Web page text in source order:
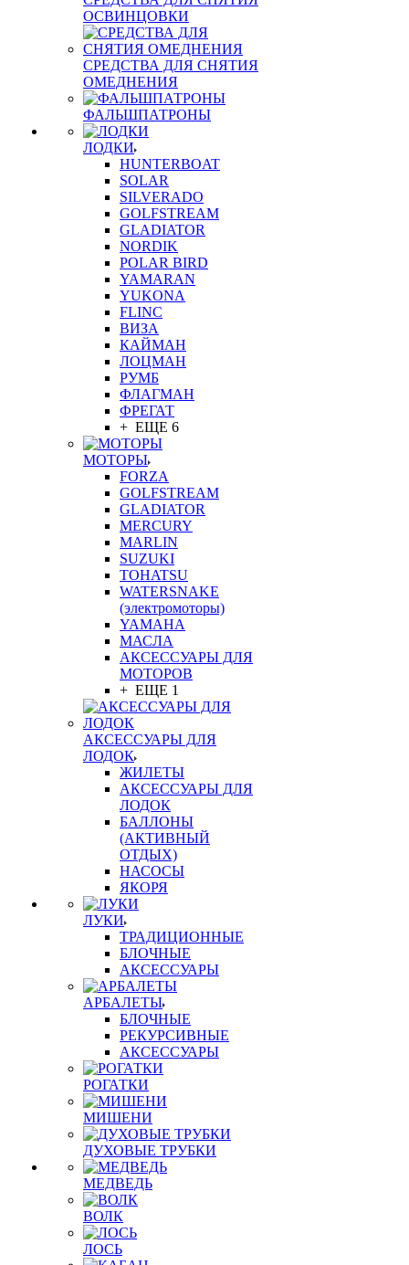
ОСВИНЦОВКИ
СРЕДСТВА ДЛЯ СНЯТИЯ
ОМЕДНЕНИЯ
ФАЛЬШПАТРОНЫ
ЛОДКИ
HUNTERBOAT
SOLAR
SILVERADO
GOLFSTREAM
GLADIATOR
NORDIK
POLAR BIRD
YAMARAN
YUKONA
FLINC
ВИЗА
КАЙМАН
ЛОЦМАН
РУМБ
ФЛАГМАН
ФРЕГАТ
+ ЕЩЕ 6
МОТОРЫ
FORZA
GOLFSTREAM
GLADIATOR
MERCURY
MARLIN
SUZUKI
TOHATSU
WATERSNAKE
(электромоторы)
YAMAHA
МАСЛА
АКСЕССУАРЫ ДЛЯ
МОТОРОВ
+ ЕЩЕ 1
АКСЕССУАРЫ ДЛЯ
ЛОДОК
ЖИЛЕТЫ
АКСЕССУАРЫ ДЛЯ
ЛОДОК
БАЛЛОНЫ
(АКТИВНЫЙ
ОТДЫХ)
НАСОСЫ
ЯКОРЯ
ЛУКИ
ТРАДИЦИОННЫЕ
БЛОЧНЫЕ
АКСЕССУАРЫ
АРБАЛЕТЫ
БЛОЧНЫЕ
РЕКУРСИВНЫЕ
АКСЕССУАРЫ
РОГАТКИ
МИШЕНИ
ДУХОВЫЕ ТРУБКИ
МЕДВЕДЬ
ВОЛК
ЛОСЬ